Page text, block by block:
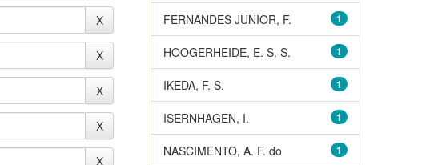
1
FERNANDES JUNIOR, F.
1
HOOGERHEIDE, E. S. S.
1
IKEDA, F. S.
1
ISERNHAGEN, I.
1
NASCIMENTO, A. F. do